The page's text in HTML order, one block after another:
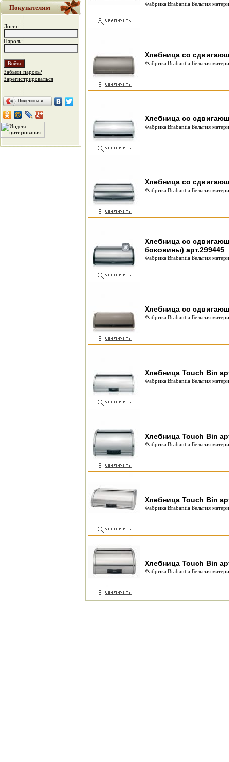
Покупателям
Логин:
Пароль:
Забыли пароль?
Зарегистрироваться
Поделиться…
Фабрика:Brabantia Бельгия
Хлебница со
Фабрика:Brabantia Бельгия
Хлебница со
Фабрика:Brabantia Бельгия
Хлебница со
Фабрика:Brabantia Бельгия
Хлебница со
боковины) арт.299445
Фабрика:Brabantia Бельгия
Хлебница со
Фабрика:Brabantia Бельгия
Хлебница Touch Bin
Фабрика:Brabantia Бельгия
Хлебница Touch Bin
Фабрика:Brabantia Бельгия
Хлебница Touch Bin
Фабрика:Brabantia Бельгия
Хлебница Touch Bin
Фабрика:Brabantia Бельгия